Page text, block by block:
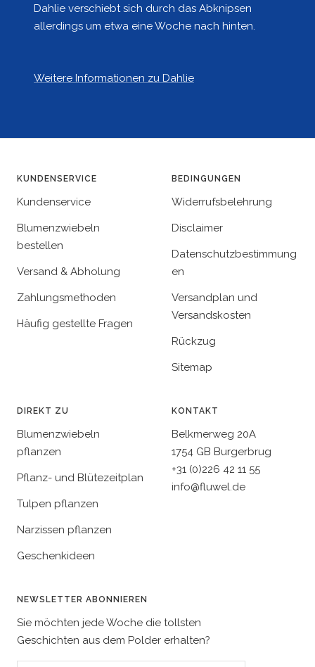
Dahlie verschiebt sich durch das Abknipsen
allerdings um etwa eine Woche nach hinten.
Weitere Informationen zu Dahlie
KUNDENSERVICE
Kundenservice
Blumenzwiebeln
bestellen
Versand & Abholung
Zahlungsmethoden
Häufig gestellte Fragen
BEDINGUNGEN
Widerrufsbelehrung
Disclaimer
Datenschutzbestimmung
en
Versandplan und
Versandskosten
Rückzug
Sitemap
DIREKT ZU
Blumenzwiebeln
pflanzen
Pflanz- und Blütezeitplan
Tulpen pflanzen
Narzissen pflanzen
Geschenkideen
KONTAKT
Belkmerweg 20A
1754 GB Burgerbrug
+31 (0)226 42 11 55
info@fluwel.de
NEWSLETTER ABONNIEREN
Sie möchten jede Woche die tollsten
Geschichten aus dem Polder erhalten?